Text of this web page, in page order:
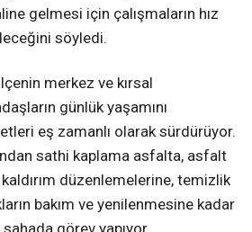
gelmesi için çalışmaların hız
söyledi.
merkez ve kırsal
günlük yaşamını
eş zamanlı olarak sürdürüyor.
sathi kaplama asfalta, asfalt
düzenlemelerine, temizlik
bakım ve yenilenmesine kadar
görev yapıyor.